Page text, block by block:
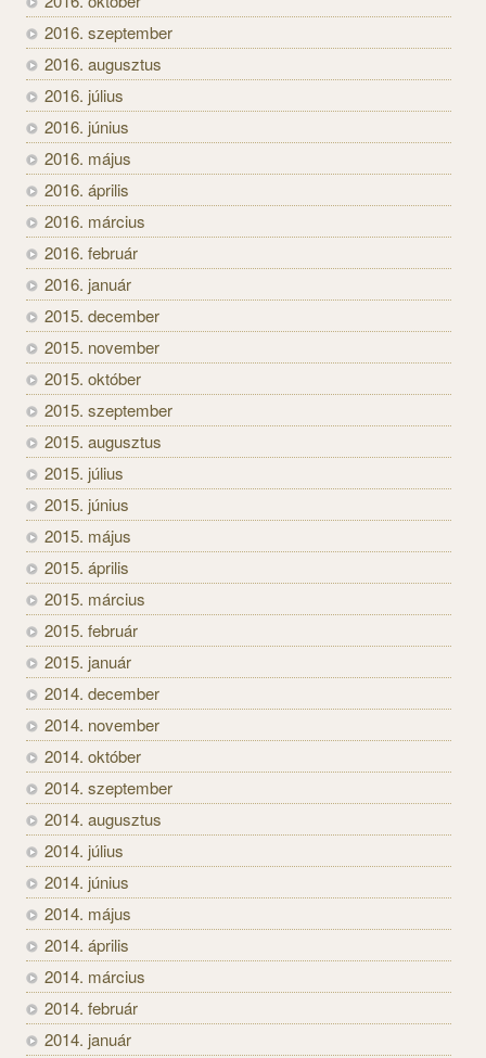
2016. szeptember
2016. augusztus
2016. július
2016. június
2016. május
2016. április
2016. március
2016. február
2016. január
2015. december
2015. november
2015. október
2015. szeptember
2015. augusztus
2015. július
2015. június
2015. május
2015. április
2015. március
2015. február
2015. január
2014. december
2014. november
2014. október
2014. szeptember
2014. augusztus
2014. július
2014. június
2014. május
2014. április
2014. március
2014. február
2014. január